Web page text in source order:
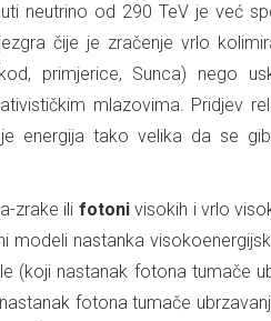
neutrino od 290 TeV je već
čije je zračenje vrlo
primjerice, Sunca) nego
mlazovima. Pridjev
energija tako velika da se
zrake ili fotonivisokih i vrlo
modeli nastanka
(koji nastanak fotona tumače
fotona tumače